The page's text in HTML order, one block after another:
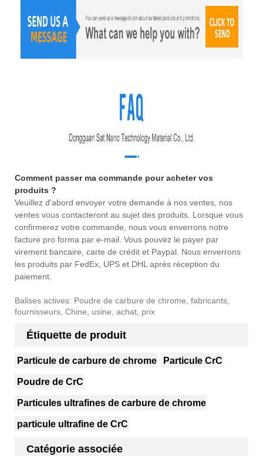
Comment passer ma commande pour acheter vos
produits ?
Veuillez d'abord envoyer votre demande à nos ventes, nos
ventes vous contacteront au sujet des produits. Lorsque vous
confirmerez votre commande, nous vous enverrons notre
facture pro forma par e-mail. Vous pouvez le payer par
virement bancaire, carte de crédit et Paypal. Nous enverrons
les produits par FedEx, UPS et DHL après réception du
paiement.
Balises actives: Poudre de carbure de chrome, fabricants,
fournisseurs, Chine, usine, achat, prix
Étiquette de produit
Particule de carbure de chrome Particule CrC
Poudre de CrC
Particules ultrafines de carbure de chrome
particule ultrafine de CrC
Catégorie associée